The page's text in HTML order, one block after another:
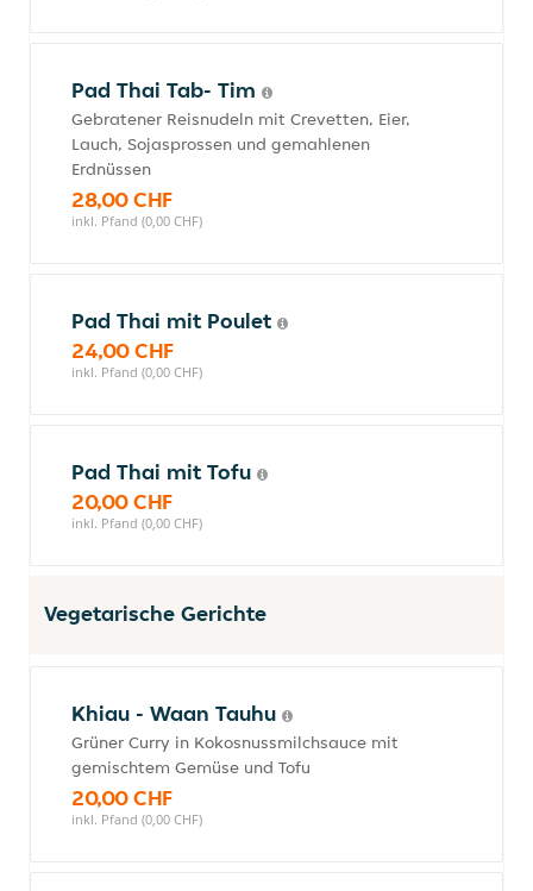
Pad Thai Tab- Tim
Gebratener Reisnudeln mit Crevetten, Eier,
Lauch, Sojasprossen und gemahlenen
Erdnüssen
28,00 CHF
inkl. Pfand (0,00 CHF)
Pad Thai mit Poulet
24,00 CHF
inkl. Pfand (0,00 CHF)
Pad Thai mit Tofu
20,00 CHF
inkl. Pfand (0,00 CHF)
Vegetarische Gerichte
Khiau - Waan Tauhu
Grüner Curry in Kokosnussmilchsauce mit
gemischtem Gemüse und Tofu
20,00 CHF
inkl. Pfand (0,00 CHF)